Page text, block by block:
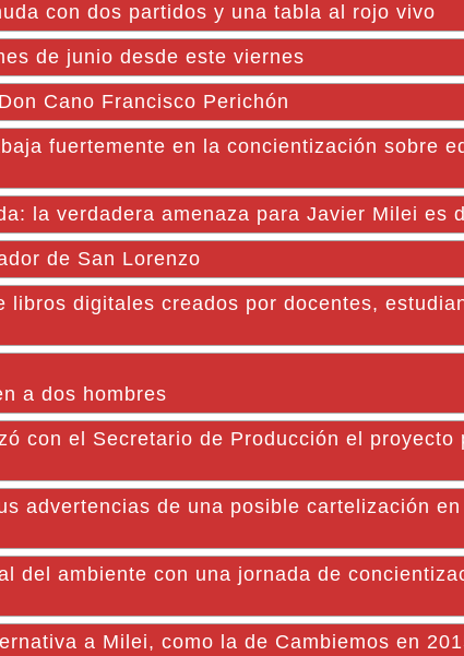
con dos partidos y una tabla al rojo vivo
de junio desde este viernes
Cano Francisco Perichón
fuertemente en la concientización sobre
la verdadera amenaza para Javier Milei es
de San Lorenzo
libros digitales creados por docentes,
a dos hombres
con el Secretario de Producción el proyecto
advertencias de una posible cartelización
del ambiente con una jornada de
a Milei, como la de Cambiemos en